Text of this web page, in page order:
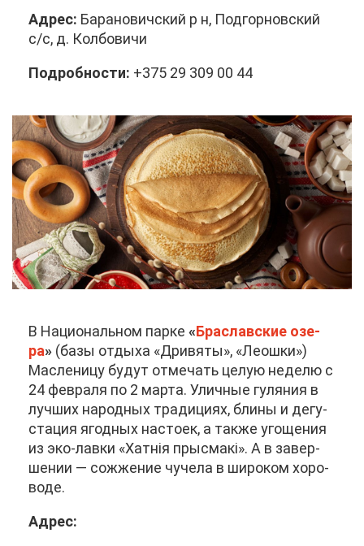
Ад­рес: Ба­ра­но­вич­ский р н, Под­гор­нов­ский
с/с, д. Кол­бо­ви­чи
По­дроб­но­сти: +375 29 309 00 44
В На­ци­о­наль­ном пар­ке «Бра­слав­ские озе­
ра» (ба­зы от­ды­ха «Дри­вя­ты», «Леош­ки»)
Мас­ле­ни­цу бу­дут от­ме­чать це­лую неде­лю с
24 фев­ра­ля по 2 мар­та. Улич­ные гу­ля­ния в
луч­ших на­род­ных тра­ди­ци­ях, бли­ны и де­гу­
ста­ция ягод­ных на­сто­ек, а та­к­же уго­ще­ния
из эко-лав­ки «Хатнія пры­смакі». А в за­вер­
ше­нии — со­жже­ние чу­че­ла в ши­ро­ком хо­ро­
во­де.
Ад­рес: